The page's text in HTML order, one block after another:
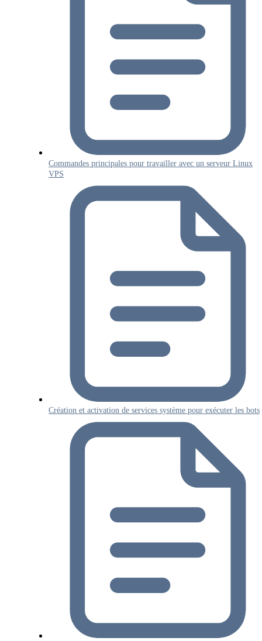
Commandes principales pour travailler avec un serveur Linux
VPS
Création et activation de services système pour exécuter les bots